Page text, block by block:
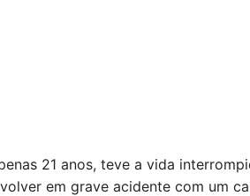
21 anos, teve a vida
em grave acidente com um